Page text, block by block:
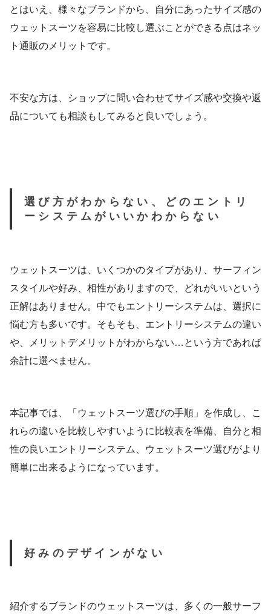
とはいえ、様々なブランドから、自分にあったサイズ感の
ウェットスーツを容易に比較し選ぶことができる点はネッ
ト通販のメリットです。
不安な方は、ショップに問い合わせてサイズ感や交換や返
品についても相談もしてみると良いでしょう。
選び方がわからない、どのエントリ
ーシステムがいいかわからない
ウェットスーツは、いくつかのタイプがあり、サーフィン
スタイルや好み、相性がありますので、どれがいいという
正解はありません。中でもエントリーシステムは、選択に
悩む方も多いです。そもそも、エントリーシステムの違い
や、メリットデメリットがわからない…という方であれば
余計に選べません。
本記事では、「ウェットスーツ選びの手順」を作成し、こ
れらの違いを比較しやすいように比較表を準備、自分と相
性の良いエントリーシステム、ウェットスーツ選びがより
簡単に出来るようになっています。
好みのデザインがない
紹介するブランドのウェットスーツは、多くの一般サーフ